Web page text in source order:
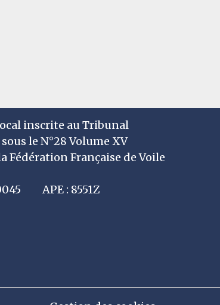
inscrite au Tribunal
le N°28 Volume XV
Fédération Française de Voile
APE : 8551Z